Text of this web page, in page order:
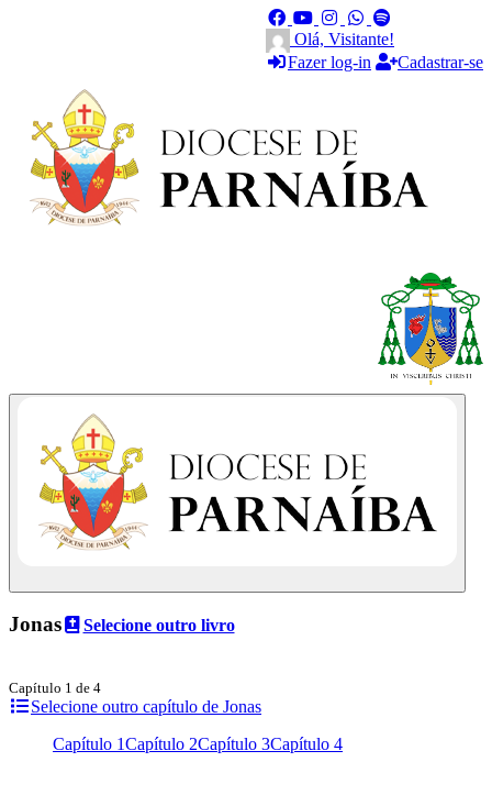
Olá, Visitante!
Fazer log-in
Cadastrar-se
Jonas Selecione outro livro
Capítulo 1 de 4
Selecione outro capítulo de Jonas
Capítulo 1Capítulo 2Capítulo 3Capítulo 4